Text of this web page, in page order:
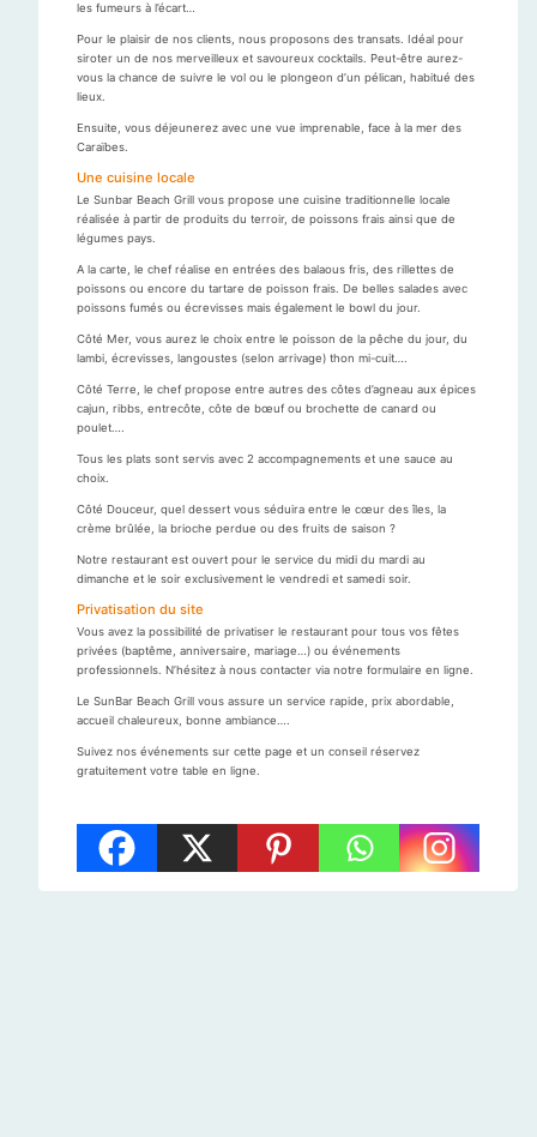
les fumeurs à l’écart…
Pour le plaisir de nos clients, nous proposons des transats. Idéal pour
siroter un de nos merveilleux et savoureux cocktails. Peut-être aurez-
vous la chance de suivre le vol ou le plongeon d’un pélican, habitué des
lieux.
Ensuite, vous déjeunerez avec une vue imprenable, face à la mer des
Caraïbes.
Une cuisine locale
Le Sunbar Beach Grill vous propose une cuisine traditionnelle locale
réalisée à partir de produits du terroir, de poissons frais ainsi que de
légumes pays.
A la carte, le chef réalise en entrées des balaous fris, des rillettes de
poissons ou encore du tartare de poisson frais. De belles salades avec
poissons fumés ou écrevisses mais également le bowl du jour.
Côté Mer, vous aurez le choix entre le poisson de la pêche du jour, du
lambi, écrevisses, langoustes (selon arrivage) thon mi-cuit….
Côté Terre, le chef propose entre autres des côtes d’agneau aux épices
cajun, ribbs, entrecôte, côte de bœuf ou brochette de canard ou
poulet….
Tous les plats sont servis avec 2 accompagnements et une sauce au
choix.
Côté Douceur, quel dessert vous séduira entre le cœur des îles, la
crème brûlée, la brioche perdue ou des fruits de saison ?
Notre restaurant est ouvert pour le service du midi du mardi au
dimanche et le soir exclusivement le vendredi et samedi soir.
Privatisation du site
Vous avez la possibilité de privatiser le restaurant pour tous vos fêtes
privées (baptême, anniversaire, mariage…) ou événements
professionnels. N’hésitez à nous contacter via notre formulaire en ligne.
Le SunBar Beach Grill vous assure un service rapide, prix abordable,
accueil chaleureux, bonne ambiance….
Suivez nos événements sur cette page et un conseil réservez
gratuitement votre table en ligne.